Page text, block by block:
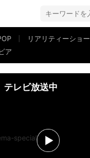
リアリティーショー
ア
中に「もう耐えられない」
テレビ放送中